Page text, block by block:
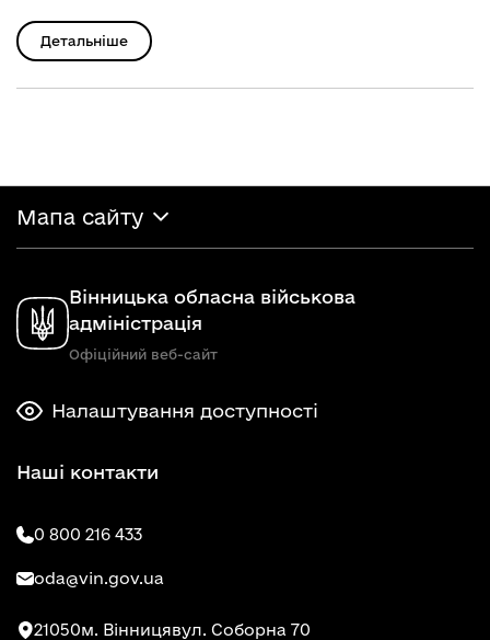
Детальніше
Мапа сайту
Вінницька обласна військова
адміністрація
Офіційний веб-сайт
Налаштування доступності
Наші контакти
0 800 216 433
oda@vin.gov.ua
21050м. Вінницявул. Соборна 70